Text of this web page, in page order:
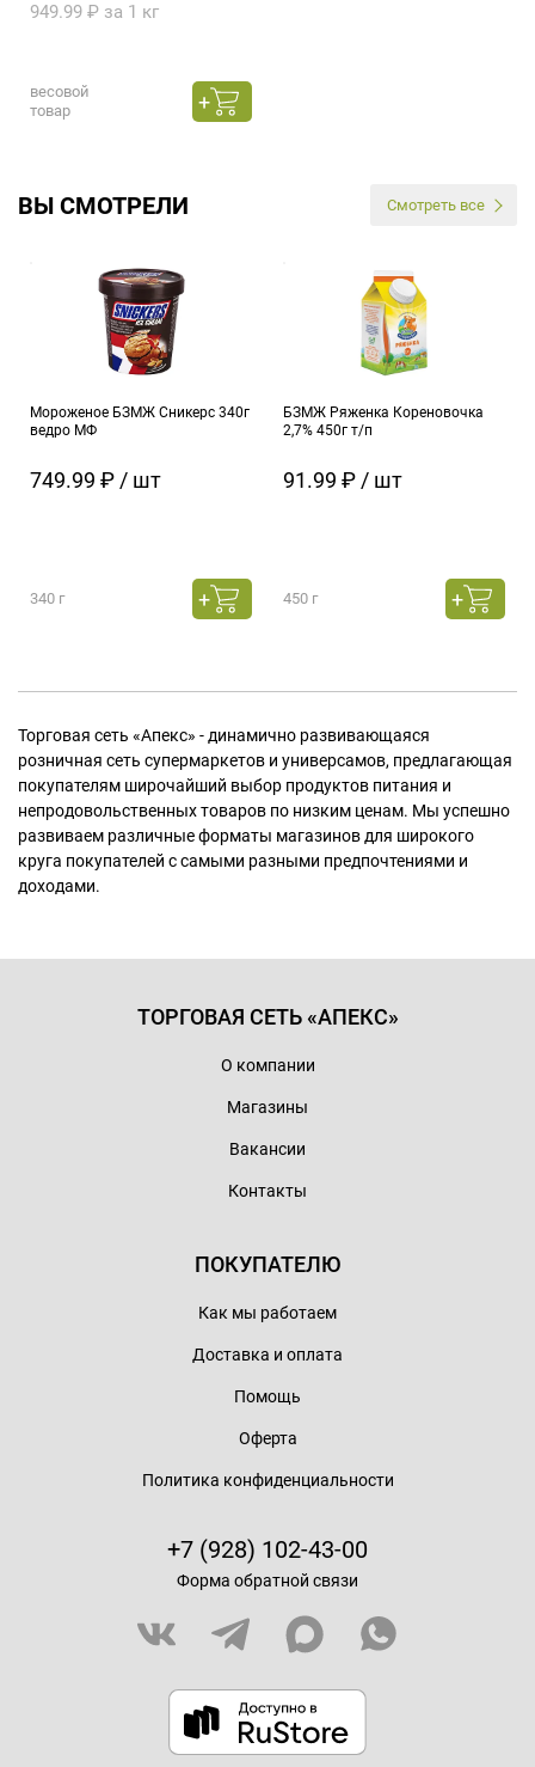
949.99 ₽ за 1 кг
весовой
товар
ВЫ СМОТРЕЛИ Смотреть все
Мороженое БЗМЖ Сникерс 340г
ведро МФ
749.99 ₽ / шт
340 г
БЗМЖ Ряженка Кореновочка
2,7% 450г т/п
91.99 ₽ / шт
450 г
Торговая сеть «Апекс» - динамично развивающаяся
розничная сеть супермаркетов и универсамов, предлагающая
покупателям широчайший выбор продуктов питания и
непродовольственных товаров по низким ценам. Мы успешно
развиваем различные форматы магазинов для широкого
круга покупателей с самыми разными предпочтениями и
доходами.
ТОРГОВАЯ СЕТЬ «АПЕКС»
О компании
Магазины
Вакансии
Контакты
ПОКУПАТЕЛЮ
Как мы работаем
Доставка и оплата
Помощь
Оферта
Политика конфиденциальности
+7 (928) 102-43-00
Форма обратной связи